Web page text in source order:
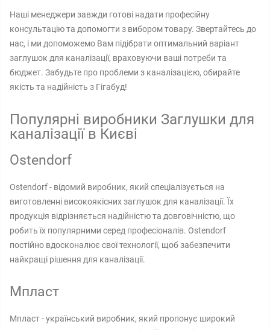
Наші менеджери завжди готові надати професійну
консультацію та допомогти з вибором товару. Звертайтесь до
нас, і ми допоможемо Вам підібрати оптимальний варіант
заглушок для каналізації, враховуючи ваші потреби та
бюджет. Забудьте про проблеми з каналізацією, обирайте
якість та надійність з Гігабуд!
Популярні виробники Заглушки для
каналізації в Києві
Ostendorf
Ostendorf - відомий виробник, який спеціалізується на
виготовленні високоякісних заглушок для каналізації. Їх
продукція відрізняється надійністю та довговічністю, що
робить їх популярними серед професіоналів. Ostendorf
постійно вдосконалює свої технології, щоб забезпечити
найкращі рішення для каналізації.
Мпласт
Мпласт - український виробник, який пропонує широкий